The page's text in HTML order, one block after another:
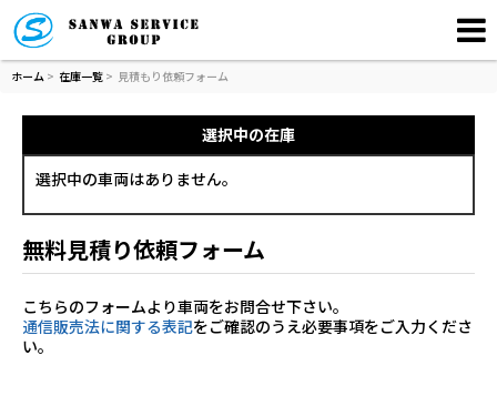
ホーム > 在庫一覧 > 見積もり依頼フォーム
選択中の在庫
選択中の車両はありません。
無料見積り依頼フォーム
こちらのフォームより車両をお問合せ下さい。
通信販売法に関する表記をご確認のうえ必要事項をご入力くださ
い。